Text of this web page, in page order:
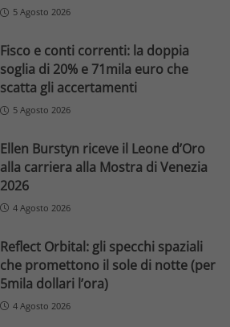
5 Agosto 2026
Fisco e conti correnti: la doppia
soglia di 20% e 71mila euro che
scatta gli accertamenti
5 Agosto 2026
Ellen Burstyn riceve il Leone d’Oro
alla carriera alla Mostra di Venezia
2026
4 Agosto 2026
Reflect Orbital: gli specchi spaziali
che promettono il sole di notte (per
5mila dollari l’ora)
4 Agosto 2026